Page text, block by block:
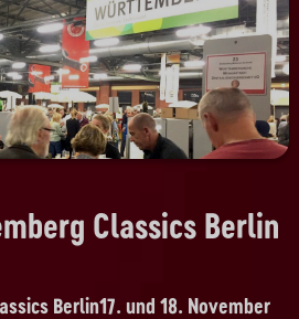
Classics Berlin
Berlin17. und 18. November